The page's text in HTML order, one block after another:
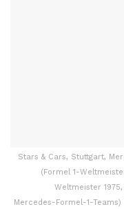
Stars & Cars, Stuttgart,
(Formel 1-
Weltmeister
Mercedes-Formel-1-